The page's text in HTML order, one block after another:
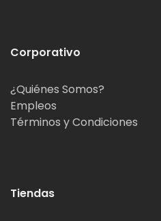
Corporativo
¿Quiénes Somos?
Empleos
Términos y Condiciones
Tiendas